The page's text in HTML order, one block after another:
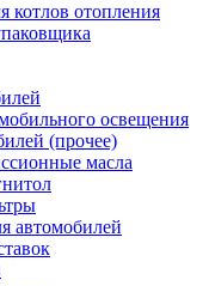
котлов отопления
освещения
(прочее)
масла
автомобилей